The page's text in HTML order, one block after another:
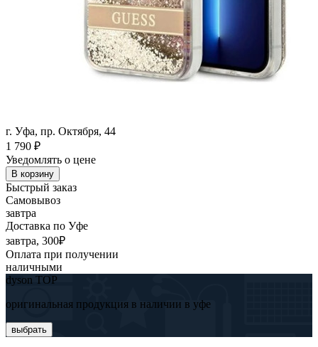
г. Уфа, пр. Октября, 44
1 790 ₽
Уведомлять о цене
В корзину
Быстрый заказ
Самовывоз
завтра
Доставка по Уфе
завтра, 300₽
Оплата при получении
наличными
dyson TOP
оригинальная продукция в наличии в уфе
выбрать